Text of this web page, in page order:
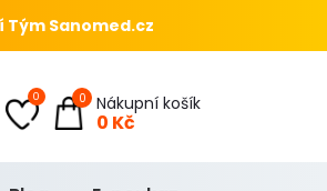
Sanomed.cz
0 Nákupní košík
0 Kč
0